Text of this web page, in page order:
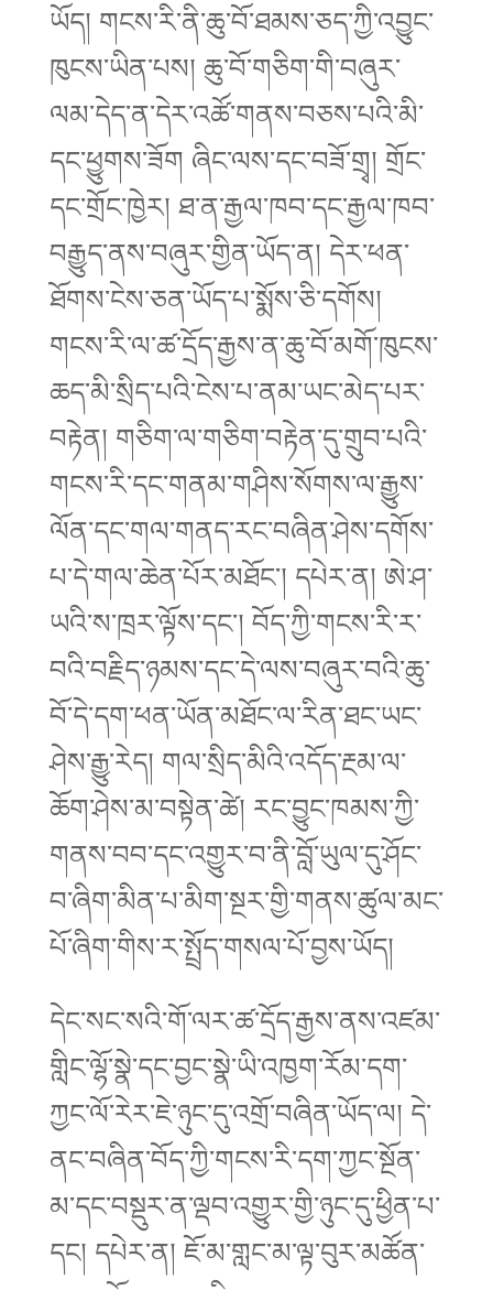
ཡོད། གངས་རི་ནི་ཆུ་བོ་ཐམས་ཅད་ཀྱི་འབྱུང་
ཁུངས་ཡིན་པས། ཆུ་བོ་གཅིག་གི་བཞུར་
ལམ་དེད་ན་དེར་འཚོ་གནས་བཅས་པའི་མི་
དང་ཕྱུགས་ཟོག ཞིང་ལས་དང་བཟོ་གྲྭ། གྲོང་
དང་གྲོང་ཁྱེར། ཐ་ན་རྒྱལ་ཁབ་དང་རྒྱལ་ཁབ་
བརྒྱུད་ནས་བཞུར་གྱིན་ཡོད་ན། དེར་ཕན་
ཐོགས་ངེས་ཅན་ཡོད་པ་སྨོས་ཅི་དགོས།
གངས་རི་ལ་ཚ་དྲོད་རྒྱས་ན་ཆུ་བོ་མགོ་ཁུངས་
ཆད་མི་སྲིད་པའི་ངེས་པ་ནམ་ཡང་མེད་པར་
བརྟེན། གཅིག་ལ་གཅིག་བརྟེན་དུ་གྲུབ་པའི་
གངས་རི་དང་གནམ་གཤིས་སོགས་ལ་རྒྱུས་
ལོན་དང་གལ་གནད་རང་བཞིན་ཤེས་དགོས་
པ་དེ་གལ་ཆེན་པོར་མཐོང་། དཔེར་ན། ཨེ་ཤ་
ཡའི་ས་ཁྲར་ལྟོས་དང་། བོད་ཀྱི་གངས་རི་ར་
བའི་བརྗིད་ཉམས་དང་དེ་ལས་བཞུར་བའི་ཆུ་
བོ་དེ་དག་ཕན་ཡོན་མཐོང་ལ་རིན་ཐང་ཡང་
ཤེས་རྒྱུ་རེད། གལ་སྲིད་མིའི་འདོད་རྔམ་ལ་
ཆོག་ཤེས་མ་བསྟེན་ཚེ། རང་བྱུང་ཁམས་ཀྱི་
གནས་བབ་དང་འགྱུར་བ་ནི་བློ་ཡུལ་དུ་ཤོང་
བ་ཞིག་མིན་པ་མིག་སྔར་གྱི་གནས་ཚུལ་མང་
པོ་ཞིག་གིས་ར་སྤྲོད་གསལ་པོ་བྱས་ཡོད།
དེང་སང་སའི་གོ་ལར་ཚ་དྲོད་རྒྱས་ནས་འཛམ་
གླིང་ལྷོ་སྣེ་དང་བྱང་སྣེ་ཡི་འཁྱག་རོམ་དག་
ཀྱང་ལོ་རེར་ཇེ་ཉུང་དུ་འགྲོ་བཞིན་ཡོད་ལ། དེ་
ནང་བཞིན་བོད་ཀྱི་གངས་རི་དག་ཀྱང་སྔོན་
མ་དང་བསྡུར་ན་ལྡབ་འགྱུར་གྱི་ཉུང་དུ་ཕྱིན་པ་
དང། དཔེར་ན། ཇོ་མ་གླང་མ་ལྟ་བུར་མཚོན་